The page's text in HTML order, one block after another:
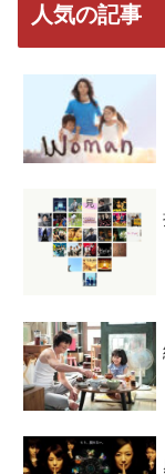
人気の記事